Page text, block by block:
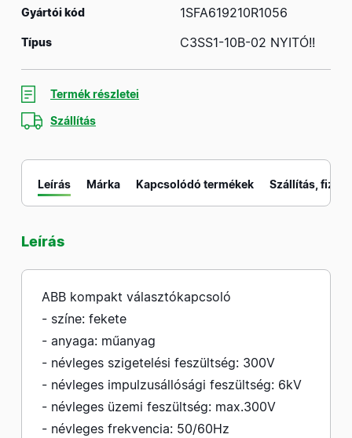
Gyártói kód 1SFA619210R1056
Típus C3SS1-10B-02 NYITÓ!!
Termék részletei
Szállítás
Leírás Márka Kapcsolódó termékek Szállítás,
Leírás
ABB kompakt választókapcsoló
- színe: fekete
- anyaga: műanyag
- névleges szigetelési feszültség: 300V
- névleges impulzusállósági feszültség: 6kV
- névleges üzemi feszültség: max.300V
- névleges frekvencia: 50/60Hz